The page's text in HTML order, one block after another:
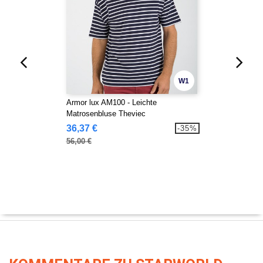
W1
Armor lux AM100 - Leichte
Matrosenbluse Theviec
36,37 €
56,00 €
-35%